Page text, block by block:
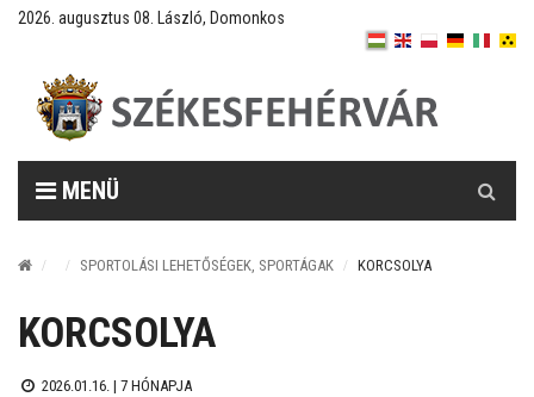
2026. augusztus 08. László, Domonkos
MENÜ
SPORTOLÁSI LEHETŐSÉGEK, SPORTÁGAK KORCSOLYA
KORCSOLYA
2026.01.16. | 7 HÓNAPJA